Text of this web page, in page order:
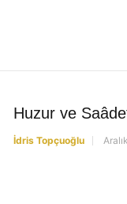
Huzur ve
İdris Topçuoğlu